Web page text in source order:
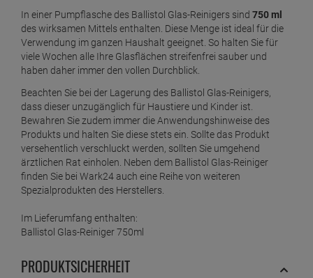
In einer Pumpflasche des Ballistol Glas-Reinigers sind 750 ml
des wirksamen Mittels enthalten. Diese Menge ist ideal für die
Verwendung im ganzen Haushalt geeignet. So halten Sie für
viele Wochen alle Ihre Glasflächen streifenfrei sauber und
haben daher immer den vollen Durchblick.
Beachten Sie bei der Lagerung des Ballistol Glas-Reinigers,
dass dieser unzugänglich für Haustiere und Kinder ist.
Bewahren Sie zudem immer die Anwendungshinweise des
Produkts und halten Sie diese stets ein. Sollte das Produkt
versehentlich verschluckt werden, sollten Sie umgehend
ärztlichen Rat einholen. Neben dem Ballistol Glas-Reiniger
finden Sie bei Wark24 auch eine Reihe von weiteren
Spezialprodukten des Herstellers.
Im Lieferumfang enthalten:
Ballistol Glas-Reiniger 750ml
PRODUKTSICHERHEIT